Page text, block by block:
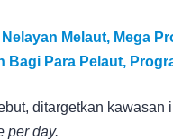
Melaut, Mega
Bagi Para Pelaut,
ditargetkan
per day.